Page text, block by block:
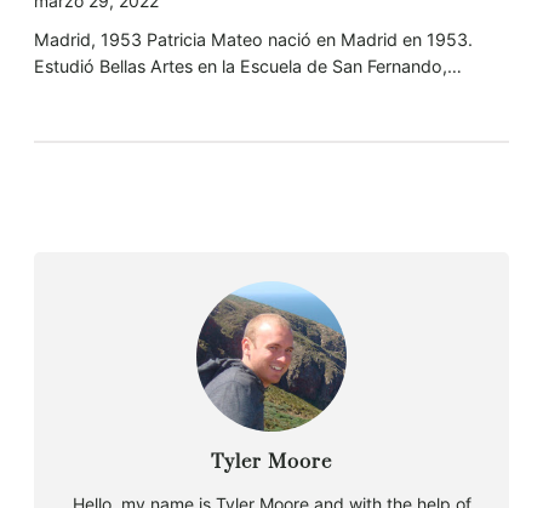
Madrid, 1953 Patricia Mateo nació en Madrid en 1953.
Estudió Bellas Artes en la Escuela de San Fernando,…
Tyler Moore